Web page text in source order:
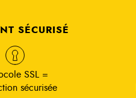
SÉCURISÉ
SSL =
sécurisée